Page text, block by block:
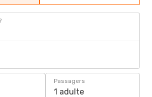
Passagers
1 adulte